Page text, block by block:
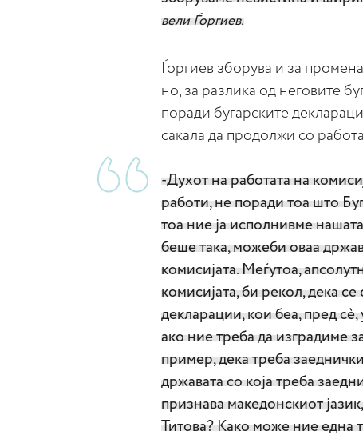
вели Ѓоргиев.
Ѓоргиев зборува и за
но, за разлика од неговите
поради бугарските
сакала да продолжи со
-Духот на работата на
работи, не поради тоа што
тоа ние ја исполнивме
беше така, можеби оваа
комисијата. Меѓутоа,
комисијата, би рекол, дека
декларации, кои беа, пред
ако ние треба да изградиме
пример, дека треба
државата со која треба
признава македонскиот
Титова? Како може ние една